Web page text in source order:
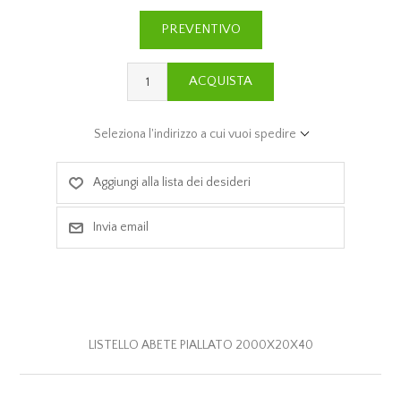
PREVENTIVO
ACQUISTA
Seleziona l'indirizzo a cui vuoi spedire
Aggiungi alla lista dei desideri
Invia email
LISTELLO ABETE PIALLATO 2000X20X40